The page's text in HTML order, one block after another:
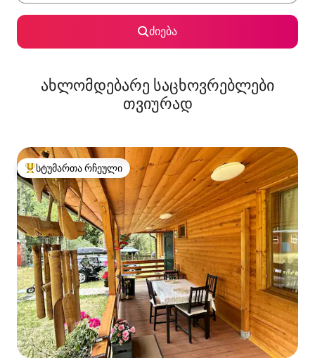
ძიება
ახლომდებარე საცხოვრებლები
თვიურად
სტუმართა რჩეული მოწინავე ვარიანტი
სტუმართა რჩეული